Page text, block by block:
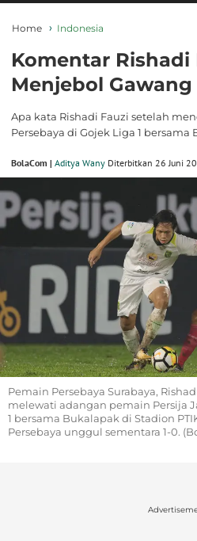
Home Indonesia
Komentar Rishadi
Menjebol Gawang
Apa kata Rishadi Fauzi setelah
Persebaya di Gojek Liga 1 bersama
BolaCom | Aditya Wany Diterbitkan 26 Juni
Pemain Persebaya Surabaya,
melewati adangan pemain Persija
1 bersama Bukalapak di Stadion
Persebaya unggul sementara 1-0.